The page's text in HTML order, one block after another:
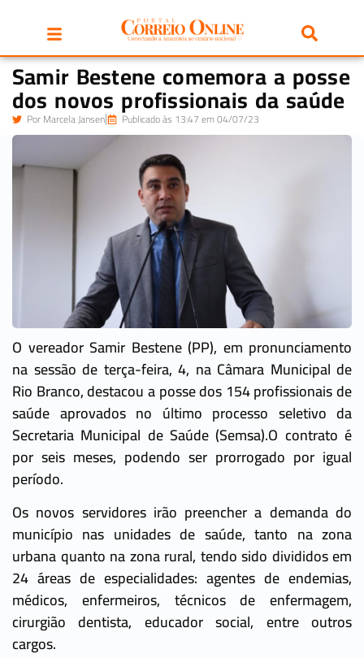
Samir Bestene comemora a posse
dos novos profissionais da saúde
PorMarcela Jansen Publicado às 13:47 em 04/07/23
O vereador Samir Bestene (PP), em pronunciamento
na sessão de terça-feira, 4, na Câmara Municipal de
Rio Branco, destacou a posse dos 154 profissionais de
saúde aprovados no último processo seletivo da
Secretaria Municipal de Saúde (Semsa).O contrato é
por seis meses, podendo ser prorrogado por igual
período.
Os novos servidores irão preencher a demanda do
município nas unidades de saúde, tanto na zona
urbana quanto na zona rural, tendo sido divididos em
24 áreas de especialidades: agentes de endemias,
médicos, enfermeiros, técnicos de enfermagem,
cirurgião dentista, educador social, entre outros
cargos.